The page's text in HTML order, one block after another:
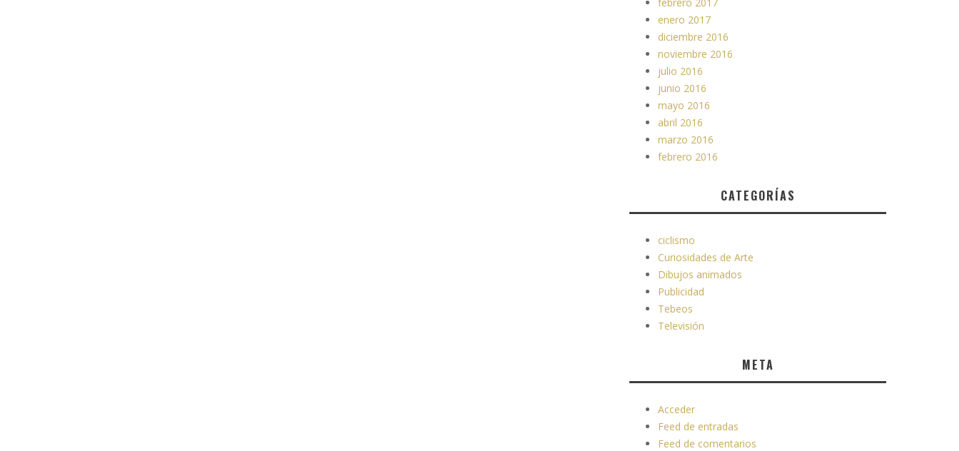
enero 2017
diciembre 2016
noviembre 2016
julio 2016
junio 2016
mayo 2016
abril 2016
marzo 2016
febrero 2016
CATEGORÍAS
ciclismo
Curiosidades de Arte
Dibujos animados
Publicidad
Tebeos
Televisión
META
Acceder
Feed de entradas
Feed de comentarios